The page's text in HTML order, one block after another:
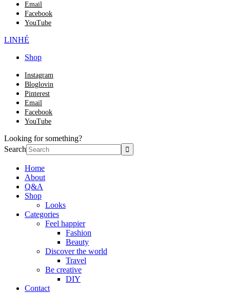
Email
Facebook
YouTube
LINHÉ
Shop
Instagram
Bloglovin
Pinterest
Email
Facebook
YouTube
Looking for something?
Search
Home
About
Q&A
Shop
Looks
Categories
Feel happier
Fashion
Beauty
Discover the world
Travel
Be creative
DIY
Contact